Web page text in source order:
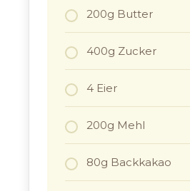
200g Butter
400g Zucker
4 Eier
200g Mehl
80g Backkakao